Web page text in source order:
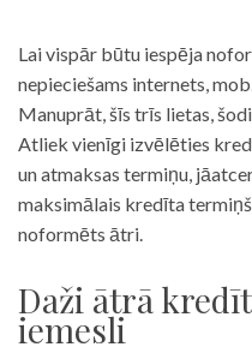
Lai vispār būtu iespēja
nepieciešams internets,
Manuprāt, šīs trīs lietas,
Atliek vienīgi izvēlēties
un atmaksas termiņu,
maksimālais kredīta
noformēts ātri.
Daži ātrā
iemesli